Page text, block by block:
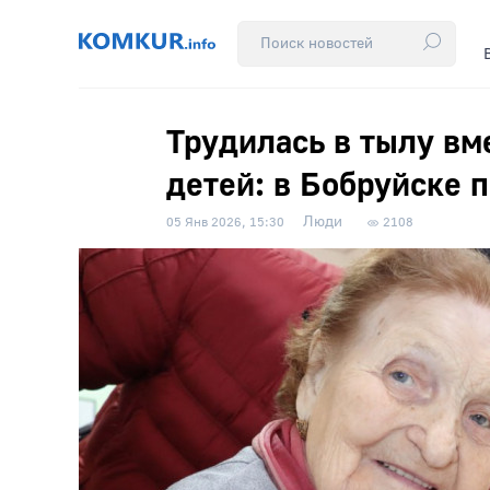
Трудилась в тылу
детей: в Бобруйске
05 Янв 2026, 15:30 Люди 2108